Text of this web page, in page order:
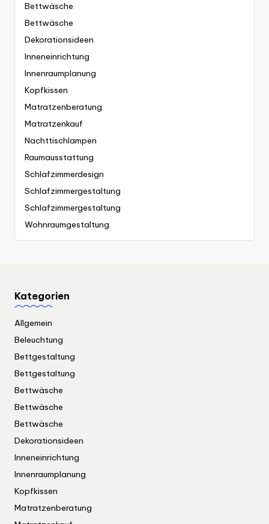
Bettwäsche
Bettwäsche
Dekorationsideen
Inneneinrichtung
Innenraumplanung
Kopfkissen
Matratzenberatung
Matratzenkauf
Nachttischlampen
Raumausstattung
Schlafzimmerdesign
Schlafzimmergestaltung
Schlafzimmergestaltung
Wohnraumgestaltung
Kategorien
Allgemein
Beleuchtung
Bettgestaltung
Bettgestaltung
Bettwäsche
Bettwäsche
Bettwäsche
Dekorationsideen
Inneneinrichtung
Innenraumplanung
Kopfkissen
Matratzenberatung